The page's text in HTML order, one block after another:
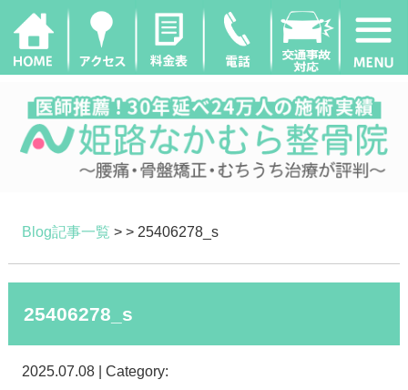
Blog記事一覧 > > 25406278_s
25406278_s
2025.07.08 | Category: